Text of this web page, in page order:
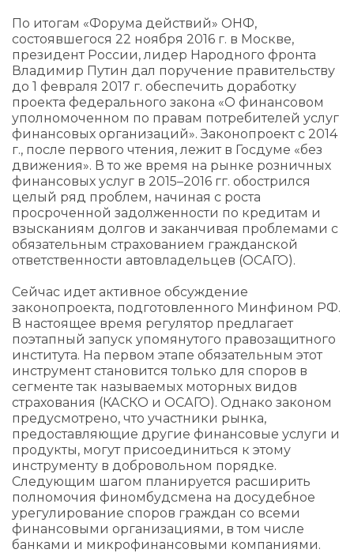
По итогам «Форума действий» ОНФ,
состоявшегося 22 ноября 2016 г. в Москве,
президент России, лидер Народного фронта
Владимир Путин дал поручение правительству
до 1 февраля 2017 г. обеспечить доработку
проекта федерального закона «О финансовом
уполномоченном по правам потребителей услуг
финансовых организаций». Законопроект с 2014
г., после первого чтения, лежит в Госдуме «без
движения». В то же время на рынке розничных
финансовых услуг в 2015–2016 гг. обострился
целый ряд проблем, начиная с роста
просроченной задолженности по кредитам и
взысканиям долгов и заканчивая проблемами с
обязательным страхованием гражданской
ответственности автовладельцев (ОСАГО).
Сейчас идет активное обсуждение
законопроекта, подготовленного Минфином РФ.
В настоящее время регулятор предлагает
поэтапный запуск упомянутого правозащитного
института. На первом этапе обязательным этот
инструмент становится только для споров в
сегменте так называемых моторных видов
страхования (КАСКО и ОСАГО). Однако законом
предусмотрено, что участники рынка,
предоставляющие другие финансовые услуги и
продукты, могут присоединиться к этому
инструменту в добровольном порядке.
Следующим шагом планируется расширить
полномочия финомбудсмена на досудебное
урегулирование споров граждан со всеми
финансовыми организациями, в том числе
банками и микрофинансовыми компаниями.